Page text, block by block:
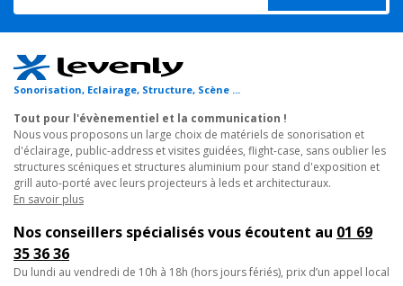
- Temps de suspension des particules très long
- Système de purge automatique APS pour prévenir toute
obstruction
- Contrôlable en DMX (option)
- Télécommande et câble de 8 mètres inclus
- Fonctionne avec les bouteilles CO2 industrielles 10/35 kg (non
fournies)
Caractéristiques Techniques
- Conso liquide par heure : 55ml à 1,38 bar
- Conso CO2 par heure : 0,18 kg à 1,38 bar
Sonorisation, Eclairage, Structure, Scène ...
Tout pour l'évènementiel et la communication !
Nous vous proposons un large choix de matériels de sonorisation et
d'éclairage, public-address et visites guidées, flight-case, sans oublier les
structures scéniques et structures aluminium pour stand d'exposition et
grill auto-porté avec leurs projecteurs à leds et architecturaux.
En savoir plus
Nos conseillers spécialisés vous écoutent au 01 69
35 36 36
du lundi au vendredi de 10h à 18h (hors jours fériés), prix d’un appel local